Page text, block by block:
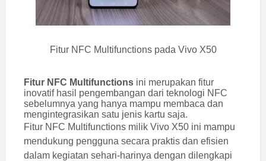
Fitur NFC Multifunctions pada Vivo X50
Fitur NFC Multifunctions ini merupakan fitur
inovatif hasil pengembangan dari teknologi NFC
sebelumnya yang hanya mampu membaca dan
mengintegrasikan satu jenis kartu saja.
Fitur NFC Multifunctions milik Vivo X50 ini mampu
mendukung pengguna secara praktis dan efisien
dalam kegiatan sehari-harinya dengan dilengkapi